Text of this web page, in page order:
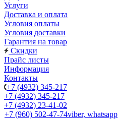
Услуги
Доставка и оплата
Условия оплаты
Условия доставки
Гарантия на товар
Скидки
Прайс листы
Информация
Контакты
+7 (4932) 345-217
+7 (4932) 345-217
+7 (4932) 23-41-02
+7 (960) 502-47-74viber, whatsapp